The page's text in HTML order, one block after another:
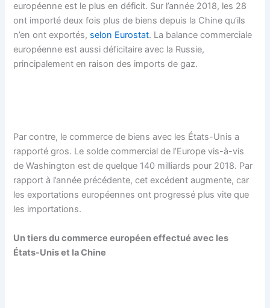
européenne est le plus en déficit. Sur l’année 2018, les 28
ont importé deux fois plus de biens depuis la Chine qu’ils
n’en ont exportés, selon Eurostat. La balance commerciale
européenne est aussi déficitaire avec la Russie,
principalement en raison des imports de gaz.
Par contre, le commerce de biens avec les États-Unis a
rapporté gros. Le solde commercial de l’Europe vis-à-vis
de Washington est de quelque 140 milliards pour 2018. Par
rapport à l’année précédente, cet excédent augmente, car
les exportations européennes ont progressé plus vite que
les importations.
Un tiers du commerce européen effectué avec les
États-Unis et la Chine